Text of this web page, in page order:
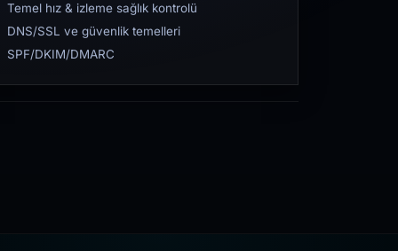
Temel hız & izleme sağlık kontrolü
DNS/SSL ve güvenlik temelleri
SPF/DKIM/DMARC